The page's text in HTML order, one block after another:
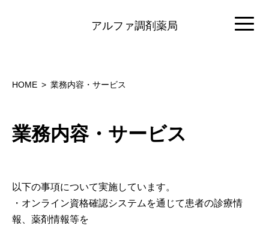
アルファ調剤薬局
HOME 業務内容・サービス
業務内容・サービス
以下の事項について実施しています。
・オンライン資格確認システムを通じて患者の診療情
報、薬剤情報等を